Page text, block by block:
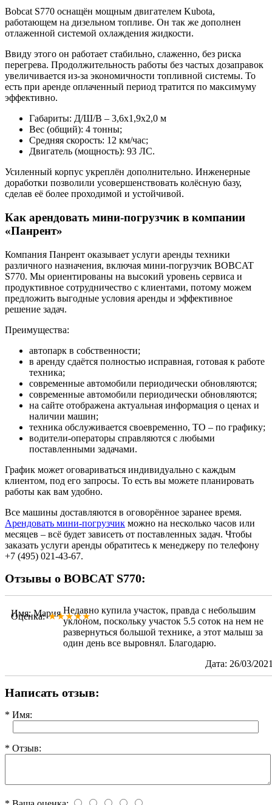
Bobcat S770 оснащён мощным двигателем Kubota,
работающем на дизельном топливе. Он так же дополнен
отлаженной системой охлаждения жидкости.
Ввиду этого он работает стабильно, слаженно, без риска
перегрева. Продолжительность работы без частых дозаправок
увеличивается из-за экономичности топливной системы. То
есть при аренде оплаченный период тратится по максимуму
эффективно.
Габариты: Д/Ш/В – 3,6х1,9х2,0 м
Вес (общий): 4 тонны;
Средняя скорость: 12 км/час;
Двигатель (мощность): 93 ЛС.
Усиленный корпус укреплён дополнительно. Инженерные
доработки позволили усовершенствовать колёсную базу,
сделав её более проходимой и устойчивой.
Как арендовать мини-погрузчик в компании
«Панрент»
Компания Панрент оказывает услуги аренды техники
различного назначения, включая мини-погрузчик BOBCAT
S770. Мы ориентированы на высокий уровень сервиса и
продуктивное сотрудничество с клиентами, потому можем
предложить выгодные условия аренды и эффективное
решение задач.
Преимущества:
автопарк в собственности;
в аренду сдаётся полностью исправная, готовая к работе
техника;
современные автомобили периодически обновляются;
современные автомобили периодически обновляются;
на сайте отображена актуальная информация о ценах и
наличии машин;
техника обслуживается своевременно, ТО – по графику;
водители-операторы справляются с любыми
поставленными задачами.
График может оговариваться индивидуально с каждым
клиентом, под его запросы. То есть вы можете планировать
работы как вам удобно.
Все машины доставляются в оговорённое заранее время.
Арендовать мини-погрузчик можно на несколько часов или
месяцев – всё будет зависеть от поставленных задач. Чтобы
заказать услуги аренды обратитесь к менеджеру по телефону
+7 (495) 021-43-67.
Отзывы о BOBCAT S770:
Имя: Мария
Оценка: ★★★★★
Недавно купила участок, правда с небольшим
уклоном, поскольку участок 5.5 соток на нем не
развернуться большой технике, а этот малыш за
один день все выровнял. Благодарю.
Дата: 26/03/
Написать отзыв:
* Имя:
* Отзыв: